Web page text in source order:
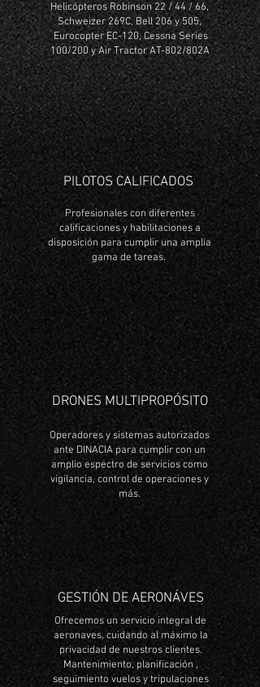
Helicópteros Robinson 22 / 44 / 66,
Schweizer 269C, Bell 206 y 505,
Eurocopter EC-120, Cessna Series
100/200 y Air Tractor AT-802/802A
PILOTOS CALIFICADOS
Profesionales con diferentes
calificaciones y habilitaciones a
disposición para cumplir una amplia
gama de tareas.
DRONES MULTIPROPÓSITO
Operadores y sistemas autorizados
ante DINACIA para cumplir con un
amplio espectro de servicios como
vigilancia, control de operaciones y
más.
GESTIÓN DE AERONÁVES
Ofrecemos un servicio integral de
aeronaves, cuidando al máximo la
privacidad de nuestros clientes.
Mantenimiento, planificación ,
seguimiento vuelos y tripulaciones